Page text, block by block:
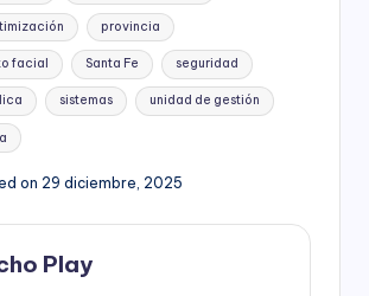
provincia
facial Santa Fe seguridad
sistemas unidad de gestión
on 29 diciembre, 2025
Play